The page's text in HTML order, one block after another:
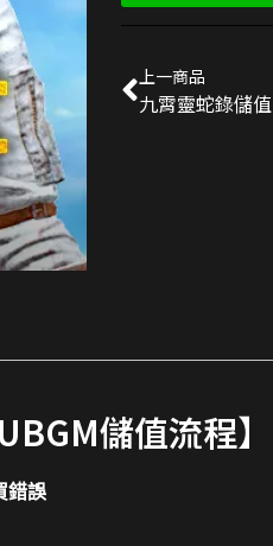
上一商品
九霄靈蛇錄儲值
儲值流程】
錯誤